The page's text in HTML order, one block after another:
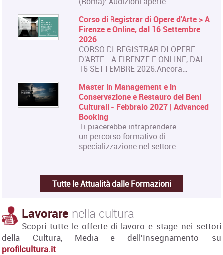
Corso di Registrar di Opere d'Arte > A
Firenze e Online, dal 16 Settembre
2026
CORSO DI REGISTRAR DI OPERE
D'ARTE - A FIRENZE E ONLINE, DAL
16 SETTEMBRE 2026.Ancora…
Master in Management e in
Conservazione e Restauro dei Beni
Culturali - Febbraio 2027 | Advanced
Booking
Ti piacerebbe intraprendere
un percorso formativo di
specializzazione nel settore…
Tutte le Attualità dalle Formazioni
Lavorare nella cultura
Scopri tutte le offerte di lavoro e stage nei settori
della Cultura, Media e dell'Insegnamento su
profilcultura.it